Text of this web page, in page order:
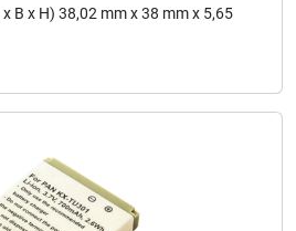
x B x H) 38,02 mm x 38 mm x 5,65